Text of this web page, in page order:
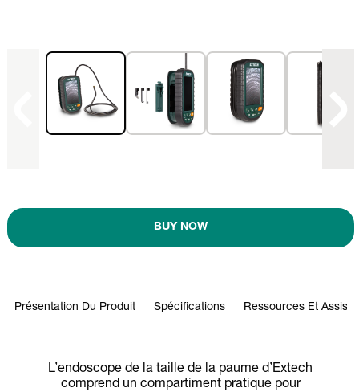
BUY NOW
Présentation Du Produit Spécifications Ressources Et
L’endoscope de la taille de la paume d’Extech
comprend un compartiment pratique pour